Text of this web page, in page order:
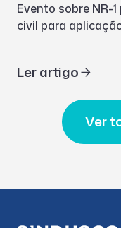
Evento sobre NR-
civil para
Ler artigo
Ver